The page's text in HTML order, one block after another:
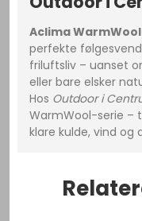
Aclima
perfekte
friluftsliv – uanset
eller bare elsker
Hos Outdoor i
WarmWool-serie –
klare kulde, vind og